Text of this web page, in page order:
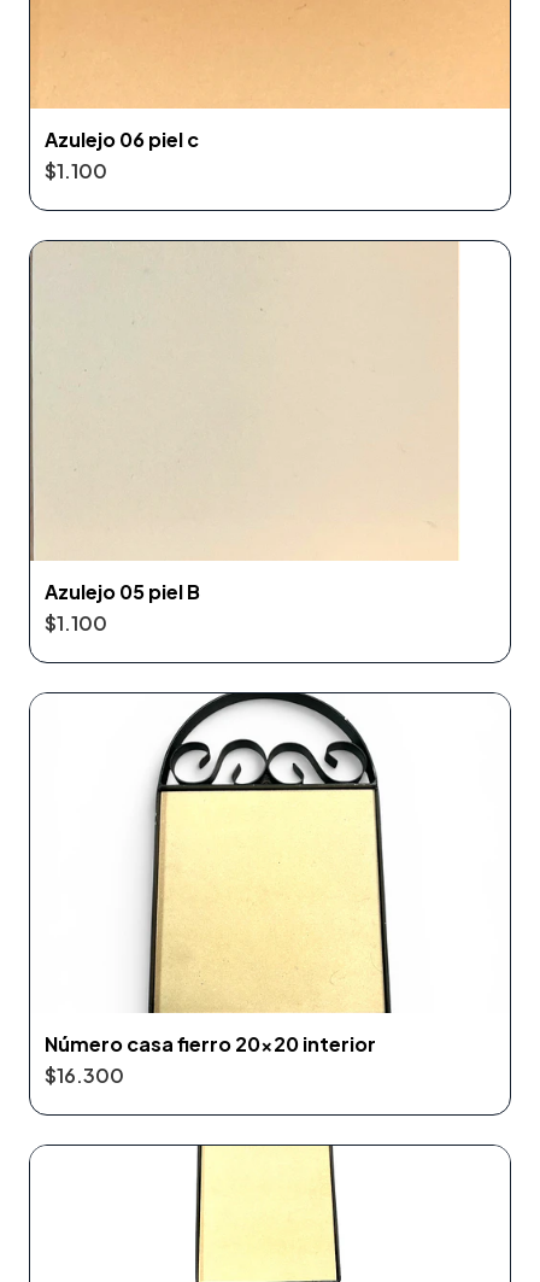
Azulejo 06 piel c
$1.100
Azulejo 05 piel B
$1.100
Número casa fierro 20x20 interior
$16.300